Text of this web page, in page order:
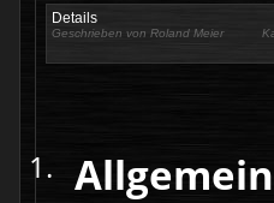
Details
Geschrieben von Roland Meier